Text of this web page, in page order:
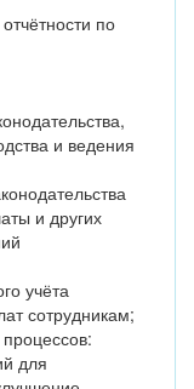
по
и ведения
и других
учёта
сотрудникам;
для